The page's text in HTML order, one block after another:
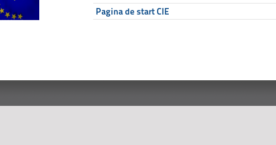
Pagina de start CIE